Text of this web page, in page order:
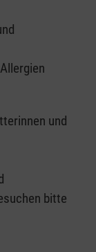
und
bitte